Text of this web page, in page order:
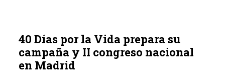
40 Días por la Vida prepara su
campaña y II congreso nacional
en Madrid